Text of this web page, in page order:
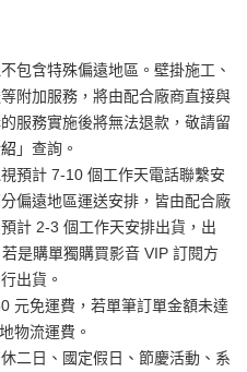
包含特殊偏遠地區。壁掛施工、
附加服務，將由配合廠商直接與
服務實施後將無法退款，敬請留
」查詢。
預計 7-10 個工作天電話聯繫安
偏遠地區運送安排，皆由配合廠
計 2-3 個工作天安排出貨，出
是購單獨購買影音 VIP 訂閱方
出貨。
元免運費，若單筆訂單金額未達
物流運費。
二日、國定假日、節慶活動、系